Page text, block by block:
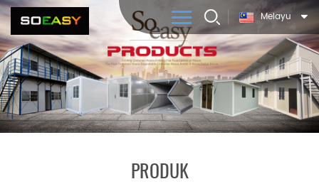
Melayu
PRODUK